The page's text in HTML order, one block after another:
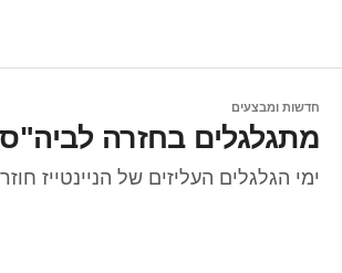
חדשות ומבצעים
מתגלגלים בחזרה לביה"ס
ימי הגלגלים העליזים של הניינטייז